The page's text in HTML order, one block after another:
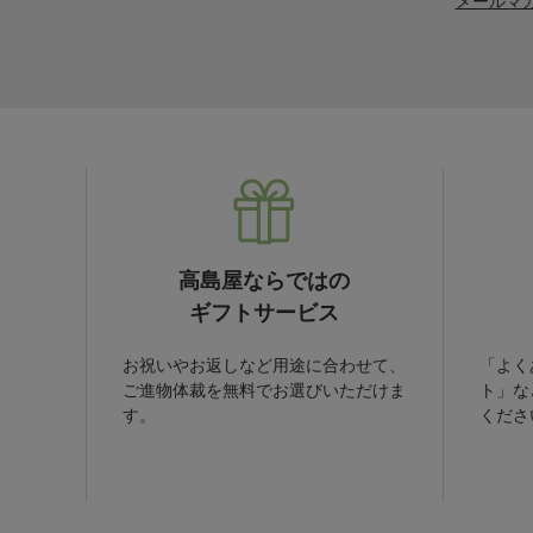
高島屋ならではの
ギフトサービス
お祝いやお返しなど用途に合わせて、
ご進物体裁を無料でお選びいただけま
す。
「よ
ト」
くだ